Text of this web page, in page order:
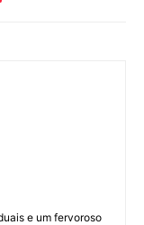
e um fervoroso